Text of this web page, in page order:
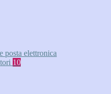
posta elettronica
10